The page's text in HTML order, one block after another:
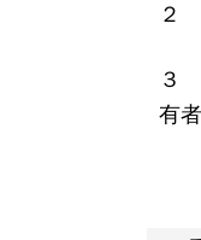
２
３
有